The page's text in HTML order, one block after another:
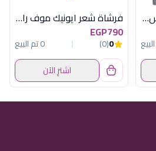
AS960 فرشاة شعر بيبليس هوائية 1000 وات
فرشاة شعر ايونيك موف راش براش
EGP790
0
(0)
0 تم البيع
اشترِ الآن